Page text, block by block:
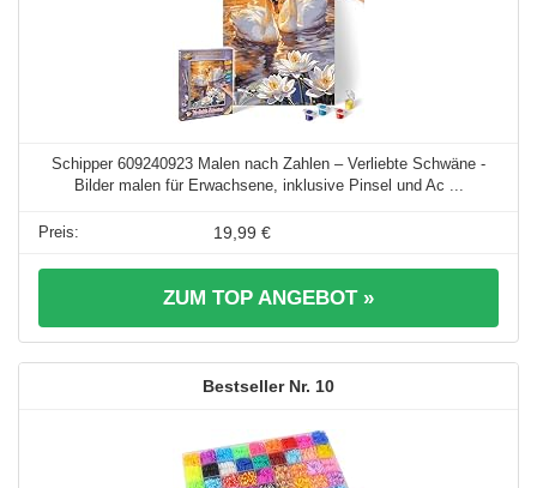
Schipper 609240923 Malen nach Zahlen – Verliebte Schwäne -
Bilder malen für Erwachsene, inklusive Pinsel und Ac ...
19,99 €
ZUM TOP ANGEBOT »
10